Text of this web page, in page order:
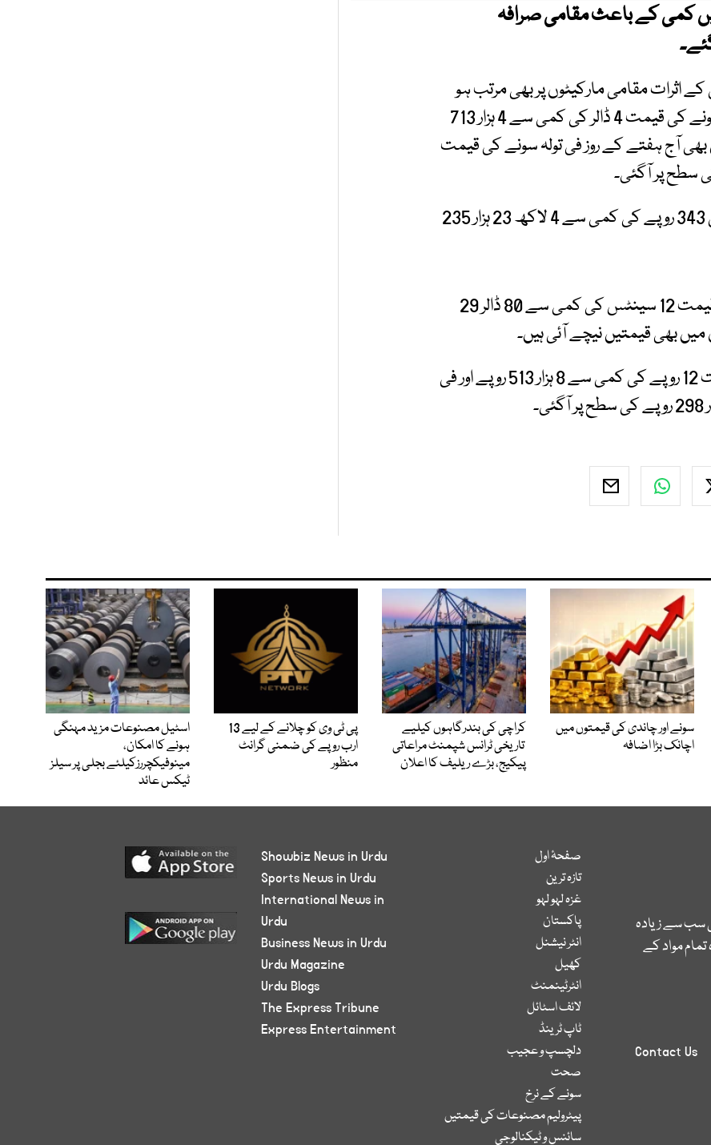
کمی کے باعث مقامی صرافہ
اثرات مقامی مارکیٹوں پر بھی مرتب ہو
رہے ہیں۔ بین الاقوامی بلین مارکیٹ میں فی اونس سونے کی قیمت 4 ڈالر کی کمی سے 4 ہزار 713
آج ہفتے کے روز فی تولہ سونے کی قیمت
اسی طرح ملک میں فی 10 گرام سونے کی قیمت بھی 343 روپے کی کمی سے 4 لاکھ 23 ہزار 235
مزید برآں عالمی مارکیٹ میں فی اونس چاندی کی قیمت 12 سینٹس کی کمی سے 80 ڈالر 29
بھی قیمتیں نیچے آئی ہیں۔
مقامی صرافہ مارکیٹوں میں فی تولہ چاندی کی قیمت 12 روپے کی کمی سے 8 ہزار 513 روپے اور فی
سونے اور چاندی کی قیمتوں میں
اچانک بڑا اضافہ
کراچی کی بندرگاہوں کیلیے
تاریخی ٹرانس شپمنٹ مراعاتی
پیکیج، بڑے ریلیف کا اعلان
پی ٹی وی کو چلانے کے لیے 13
ارب روپے کی ضمنی گرانٹ
منظور
اسٹیل مصنوعات مزید مہنگی
ہونے کا امکان،
مینوفیکچررزکیلئے بجلی پر سیلز
ٹیکس عائد
سب سے زیادہ
مواد کے
Contact Us
صفحۂ اول
تازہ ترین
غزہ لہو لہو
پاکستان
انٹر نیشنل
کھیل
انٹرٹینمنٹ
لائف اسٹائل
ٹاپ ٹرینڈ
دلچسپ و عجیب
صحت
سونے کے نرخ
پیٹرولیم مصنوعات کی قیمتیں
سائنس و ٹیکنالوجی
Showbiz News in Urdu
Sports News in Urdu
International News in
Urdu
Business News in Urdu
Urdu Magazine
Urdu Blogs
The Express Tribune
Express Entertainment